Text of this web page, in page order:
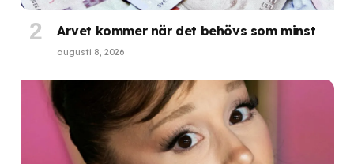
Arvet kommer när det behövs som minst
augusti 8, 2026